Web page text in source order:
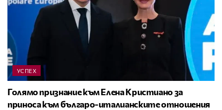
УСПЕХ
Голямо признание към Елена Кристиано за
приноса към българо-италианските отношения